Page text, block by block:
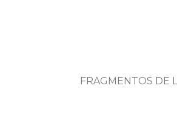
FRAGMENTOS DE